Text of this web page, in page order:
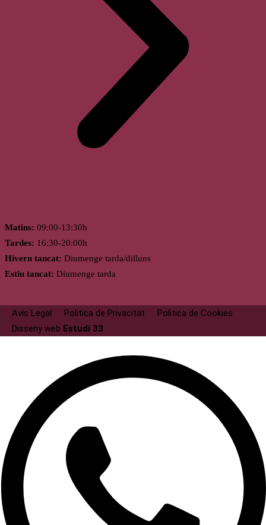
Matins: 09:00-13:30h
Tardes: 16:30-20:00h
Hivern tancat: Diumenge tarda/dilluns
Estiu tancat: Diumenge tarda
Avís Legal Politica de Privacitat
Politica de Cookies
Disseny web Estudi 33